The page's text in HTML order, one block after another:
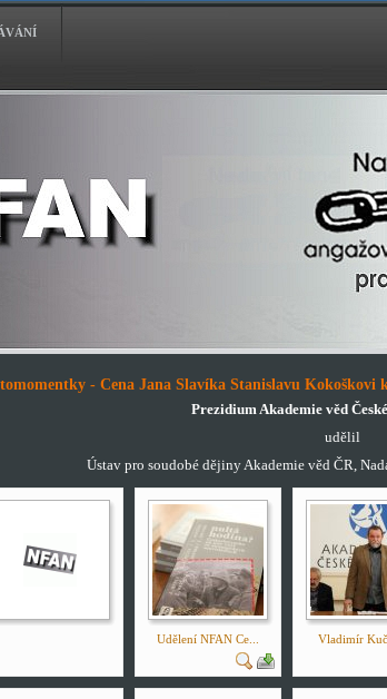
- Cena Jana Slavíka Stanislavu
Prezidium Akademie věd
udělil
Ústav pro soudobé dějiny Akademie věd ČR,
Udělení NFAN Ce... Vladimír